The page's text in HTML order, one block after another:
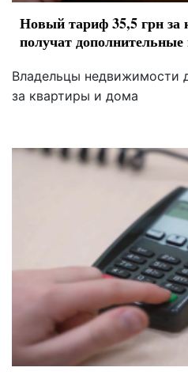
Новый тариф 35,5 грн за
получат
Владельцы недвижимости
за квартиры и дома